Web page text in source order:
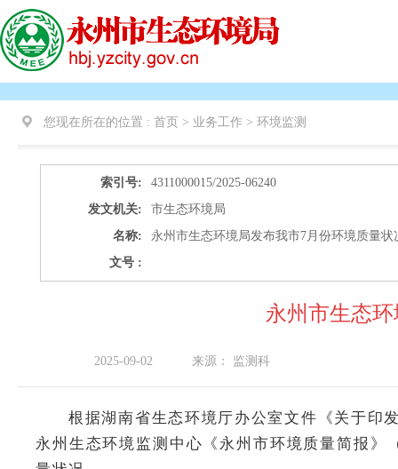
您现在所在的位置 : 首页 > 业务工作 > 环境监测
索引号:
4311000015/2025-06240
发文机关:
市生态环境局
名称:
永州市生态环境局发布我市7月份环境质量状
文号 :
永州市生态
2025-09-02 来源： 监测科
根据湖南省生态环境厅办公室文件《关于印
永州生态环境监测中心《永州市环境质量简报